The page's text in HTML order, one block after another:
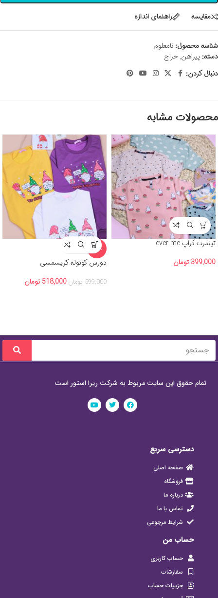
مقايسه راهنمای اندازه
شناسه محصول: نامعلوم
دسته: پیراهن,حراج
دنبال کردن:
محصولات مشابه
تیشرت کراپ ever me
399,000 تومان
-14%
دورس کوتوله کریسمسی
599,000 تومان 518,000 تومان
تمام حقوق این سایت مربوط به شرکت ریرا استور است
دسترسی سریع
صفحه اصلی
فروشگاه
درباره ما
تماس با ما
شرایط مرجوعی
حساب من
حساب کاربری
سفارشات
جزییات حساب